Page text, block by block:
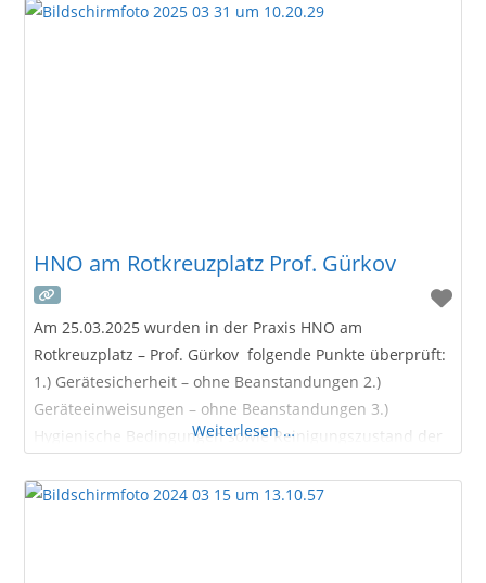
HNO am Rotkreuzplatz Prof. Gürkov
Am 25.03.2025 wurden in der Praxis HNO am
Rotkreuzplatz – Prof. Gürkov folgende Punkte überprüft:
1.) Gerätesicherheit – ohne Beanstandungen 2.)
Geräteeinweisungen – ohne Beanstandungen 3.)
Hygienische Bedingungen sowie Reinigungszustand der
Weiterlesen …